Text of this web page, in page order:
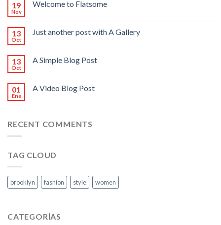
19
Nov
Welcome to Flatsome
13
Oct
Just another post with A Gallery
13
Oct
A Simple Blog Post
01
Ene
A Video Blog Post
RECENT COMMENTS
TAG CLOUD
brooklyn fashion style women
CATEGORÍAS